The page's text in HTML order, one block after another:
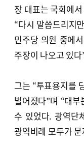
장 대표는 국회에
“다시 말씀드리지
민주당 의원 중에
주장이 나오고 있
그는 “투표용지를
벌어졌다”며 “대
수 있었다. 광역단
광역비례 모두가